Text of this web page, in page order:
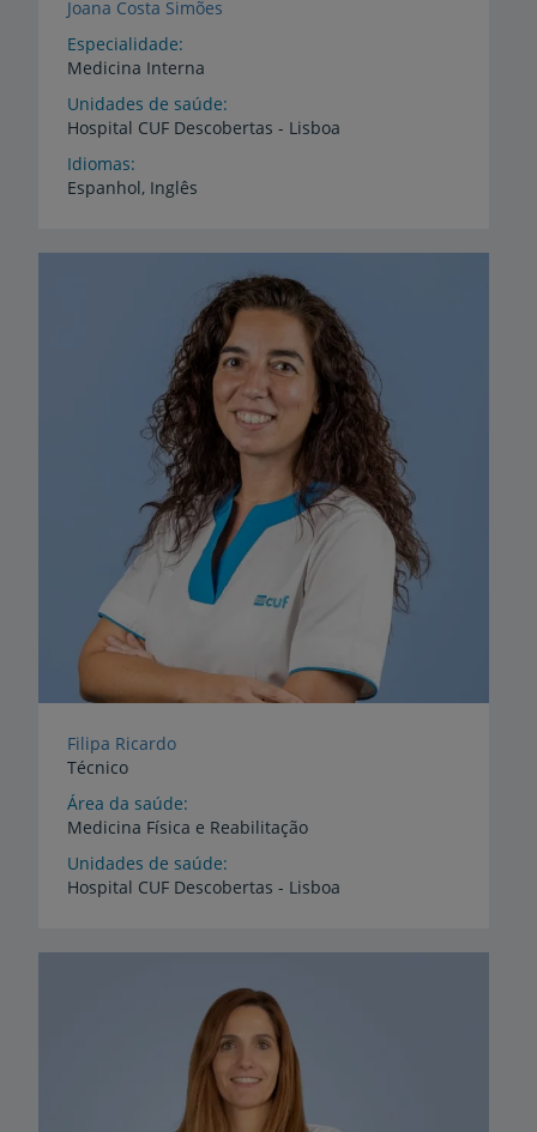
Joana Costa Simões
Especialidade
Medicina Interna
Unidades de saúde
Hospital CUF Descobertas - Lisboa
Idiomas
Espanhol, Inglês
Filipa Ricardo
Técnico
Área da saúde
Medicina Física e Reabilitação
Unidades de saúde
Hospital CUF Descobertas - Lisboa